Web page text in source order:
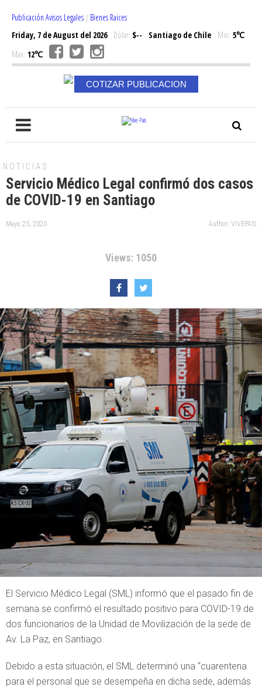
Publicación Avisos Legales | Bienes Raices
Friday, 7 de August del 2026Dólar: $-- Santiago de Chile Min: 5℃
Max: 12℃
COTIZAR PUBLICACION
NOTICIAS
Servicio Médico Legal confirmó dos casos
de COVID-19 en Santiago
Mayo 25, 2020 Author: VIVEPAIS
Views: 1050
El Servicio Médico Legal (SML) informó que el pasado fin de
semana se confirmó el resultado positivo para COVID-19 de
dos funcionarios de la Unidad de Movilización de la sede de
Av. La Paz, en Santiago.
Debido a esta situación, el SML determinó una “cuarentena
para el personal que se desempeña en dicha sede, además